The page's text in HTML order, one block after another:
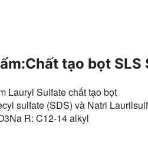
tạo bọt
Lauryl Sulfate chất tạo bọt
sulfate (SDS) và Natri
R: C12-14 alkyl